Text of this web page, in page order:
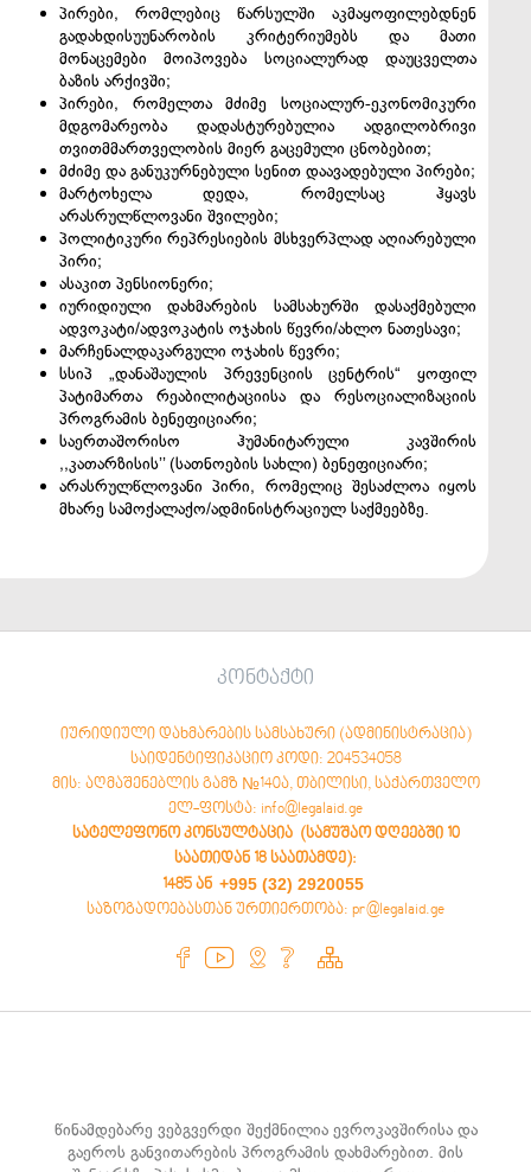
პირები, რომლებიც წარსულში აკმაყოფილებდნენ
გადახდისუუნარობის კრიტერიუმებს და მათი
მონაცემები მოიპოვება სოციალურად დაუცველთა
ბაზის არქივში;
პირები, რომელთა მძიმე სოციალურ-ეკონომიკური
მდგომარეობა დადასტურებულია ადგილობრივი
თვითმმართველობის მიერ გაცემული ცნობებით;
მძიმე და განუკურნებული სენით დაავადებული პირები;
მარტოხელა დედა, რომელსაც ჰყავს
არასრულწლოვანი შვილები;
პოლიტიკური რეპრესიების მსხვერპლად აღიარებული
პირი;
ასაკით პენსიონერი;
იურიდიული დახმარების სამსახურში დასაქმებული
ადვოკატი/ადვოკატის ოჯახის წევრი/ახლო ნათესავი;
მარჩენალდაკარგული ოჯახის წევრი;
სსიპ „დანაშაულის პრევენციის ცენტრის“ ყოფილ
პატიმართა რეაბილიტაციისა და რესოციალიზაციის
პროგრამის ბენეფიციარი;
საერთაშორისო ჰუმანიტარული კავშირის
,,კათარზისის’’ (სათნოების სახლი) ბენეფიციარი;
არასრულწლოვანი პირი, რომელიც შესაძლოა იყოს
მხარე სამოქალაქო/ადმინისტრაციულ საქმეებზე.
კონტაქტი
იურიდიული დახმარების სამსახური (ადმინისტრაცია)
საიდენტიფიკაციო კოდი: 204534058
მის: აღმაშენებლის გამზ №140ა, თბილისი, საქართველო
ელ-ფოსტა: info@legalaid.ge
სატელეფონო კონსულტაცია (სამუშაო დღეებში 10
საათიდან 18 საათამდე):
1485 ან +995 (32) 2920055
საზოგადოებასთან ურთიერთობა: pr@legalaid.ge
წინამდებარე ვებგვერდი შექმნილია ევროკავშირისა და
გაეროს განვითარების პროგრამის დახმარებით. მის